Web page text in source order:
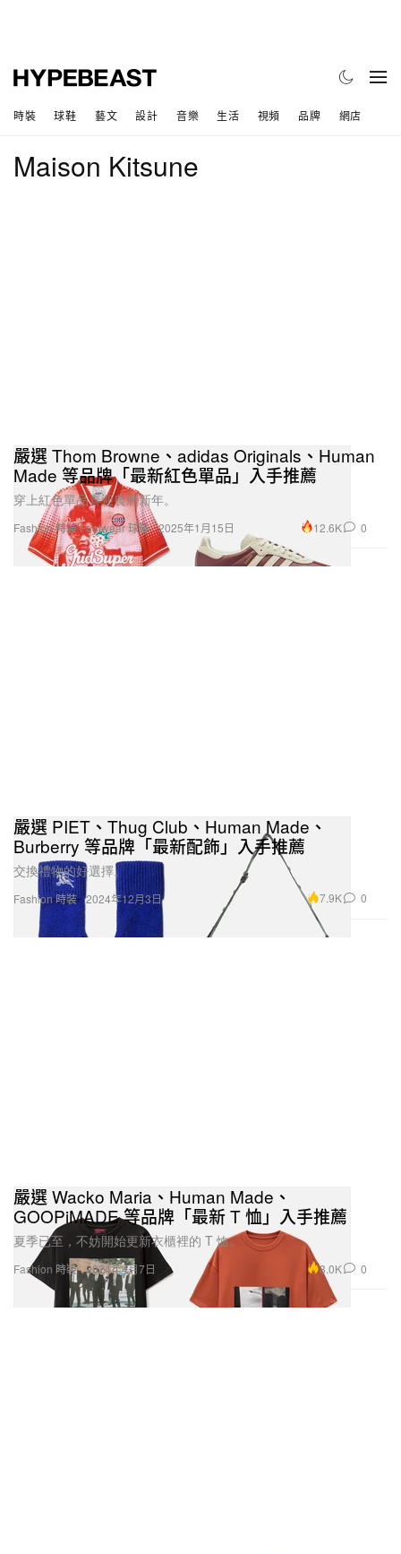
時裝 球鞋 藝文 設計 音樂 生活 視頻 品牌 網店
Maison Kitsune
Fashion 時裝Footwear 球鞋
嚴選 Thom Browne、adidas Originals、Human
Made 等品牌「最新紅色單品」入手推薦
穿上紅色單品喜迎農曆新年。
2025年1月15日 12.6K 0
Fashion 時裝
嚴選 PIET、Thug Club、Human Made、
Burberry 等品牌「最新配飾」入手推薦
交換禮物的好選擇。
2024年12月3日 7.9K 0
Fashion 時裝
嚴選 Wacko Maria、Human Made、
GOOPiMADE 等品牌「最新 T 恤」入手推薦
夏季已至，不妨開始更新衣櫃裡的 T 恤。
2024年4月7日 8.0K 0